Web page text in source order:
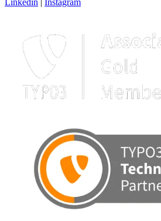
Linkedin | Instagram